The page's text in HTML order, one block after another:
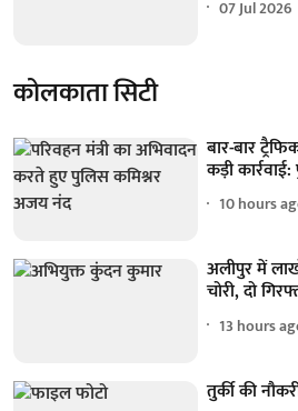
07 Jul 2026
कोलकाता सिटी
बार-बार
कड़ी
10 hours
अलीपुर में
चोरी, दो
13 hours
तुर्की की